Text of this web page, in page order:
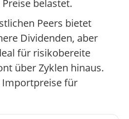
belastet.
Peers bietet
Dividenden, aber
für risikobereite
über Zyklen hinaus.
Importpreise für